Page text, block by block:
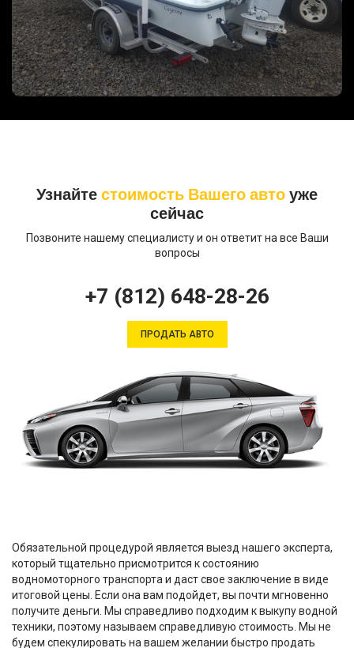
Узнайтестоимость Вашего автоуже
сейчас
Позвоните нашему специалисту и он ответит на все Ваши
вопросы
+7 (812) 648-28-26
ПРОДАТЬ АВТО
Обязательной процедурой является выезд нашего эксперта,
который тщательно присмотрится к состоянию
водномоторного транспорта и даст свое заключение в виде
итоговой цены. Если она вам подойдет, вы почти мгновенно
получите деньги. Мы справедливо подходим к выкупу водной
техники, поэтому называем справедливую стоимость. Мы не
будем спекулировать на вашем желании быстро продать